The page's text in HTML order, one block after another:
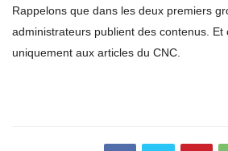
Rappelons que dans les deux premiers
administrateurs publient des contenus. Et
uniquement aux articles du CNC.